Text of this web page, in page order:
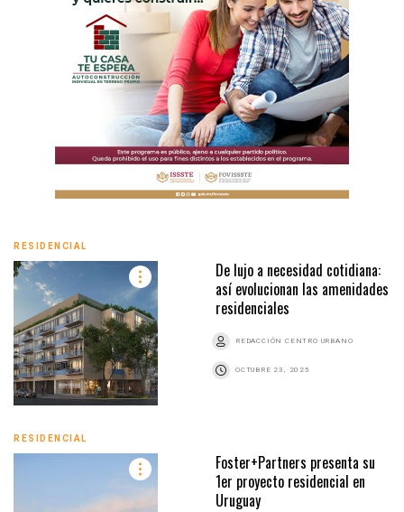
RESIDENCIAL
De lujo a necesidad cotidiana:
así evolucionan las amenidades
residenciales
REDACCIÓN CENTRO URBANO
OCTUBRE 23, 2025
RESIDENCIAL
Foster+Partners presenta su
1er proyecto residencial en
Uruguay